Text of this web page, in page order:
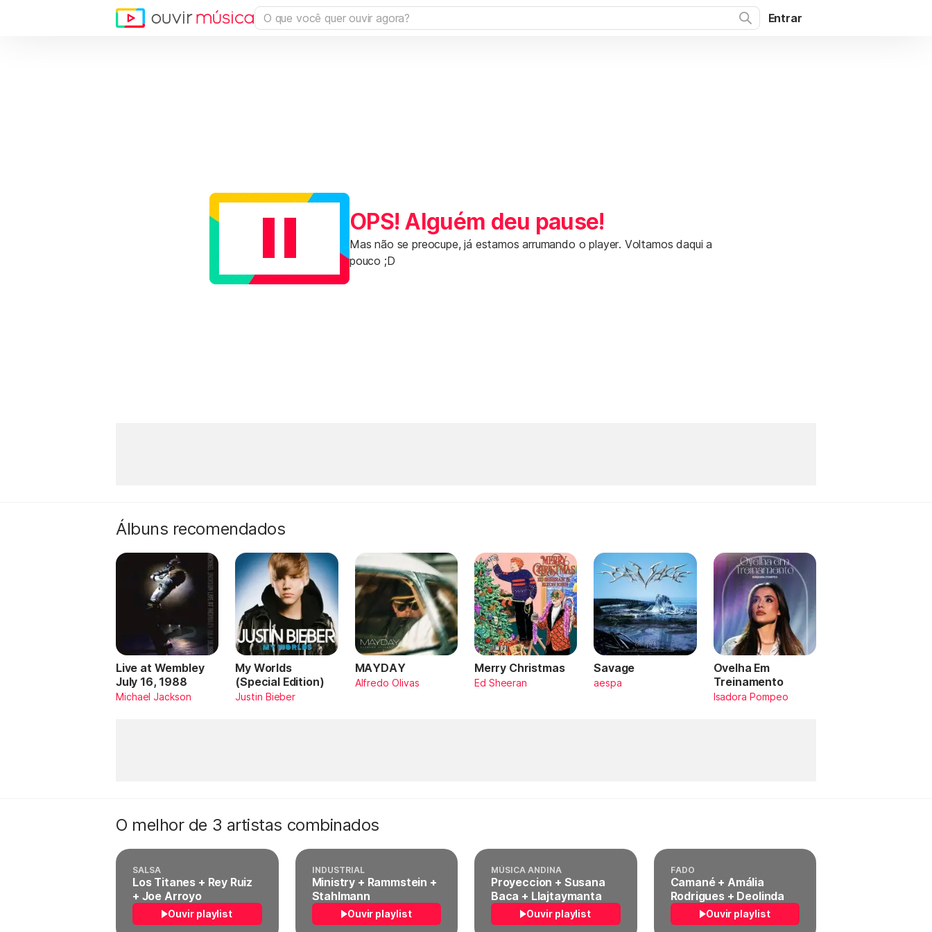
Entrar
OPS! Alguém deu pause!
Mas não se preocupe, já estamos arrumando o player. Voltamos daqui a
pouco ;D
Álbuns recomendados
Live at Wembley
July 16, 1988
Michael Jackson
My Worlds
(Special Edition)
Justin Bieber
MAYDAY
Alfredo Olivas
Merry Christmas
Ed Sheeran
Savage
aespa
Ovelha Em
Treinamento
Isadora Pompeo
O melhor de 3 artistas combinados
SALSA
Los Titanes + Rey Ruiz
+ Joe Arroyo
Ouvir playlist
INDUSTRIAL
Ministry + Rammstein +
Stahlmann
Ouvir playlist
MÚSICA ANDINA
Proyeccion + Susana
Baca + Llajtaymanta
Ouvir playlist
FADO
Camané + Amália
Rodrigues + Deolinda
Ouvir playlist